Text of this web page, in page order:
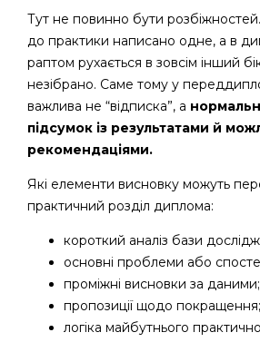
Тут не повинно бути
до практики написано одне, а в
раптом рухається в зовсім інший
незібрано. Саме тому у
важлива не “відписка”, а
підсумок із результатами й
рекомендаціями.
Які елементи висновку можуть
практичний розділ диплома:
короткий аналіз бази
основні проблеми або
проміжні висновки за даними;
пропозиції щодо покращення;
логіка майбутнього